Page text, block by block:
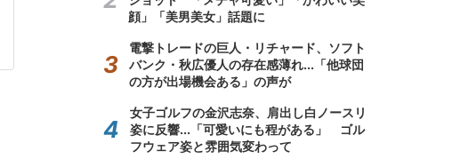
顔」「美男美女」話題に
電撃トレードの巨人・リチャード、ソフト
バンク・秋広優人の存在感薄れ...「他球団
の方が出場機会ある」の声が
女子ゴルフの金沢志奈、肩出し白ノースリ
姿に反響...「可愛いにも程がある」 ゴル
フウェア姿と雰囲気変わって